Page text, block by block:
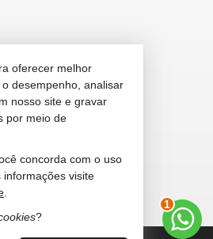
1
oferecer melhor
desempenho, analisar
nosso site e gravar
por meio de
concorda com o uso
informações visite
?